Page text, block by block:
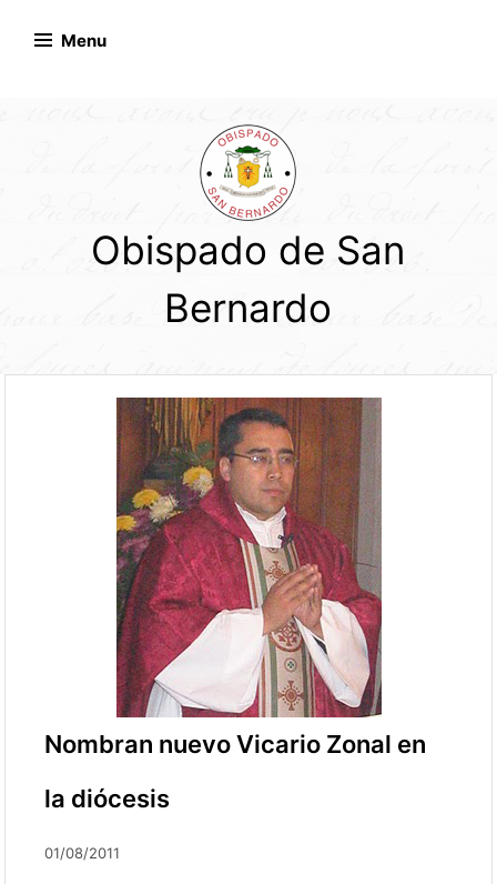
Menu
Obispado de San
Bernardo
Nombran nuevo Vicario Zonal en
la diócesis
01/08/2011